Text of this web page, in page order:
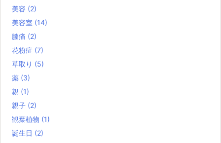
美容 (2)
美容室 (14)
膝痛 (2)
花粉症 (7)
草取り (5)
薬 (3)
親 (1)
親子 (2)
観葉植物 (1)
誕生日 (2)